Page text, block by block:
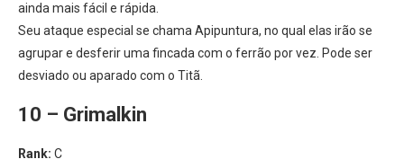
ainda mais fácil e rápida.
Seu ataque especial se chama Apipuntura, no qual elas irão se
agrupar e desferir uma fincada com o ferrão por vez. Pode ser
desviado ou aparado com o Titã.
10 – Grimalkin
Rank: C